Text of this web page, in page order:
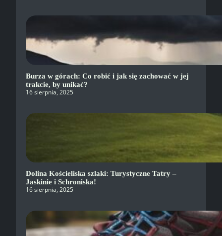
Burza w górach: Co robić i jak się zachować w jej
trakcie, by unikać?
16 sierpnia, 2025
Dolina Kościeliska szlaki: Turystyczne Tatry –
Jaskinie i Schroniska!
16 sierpnia, 2025